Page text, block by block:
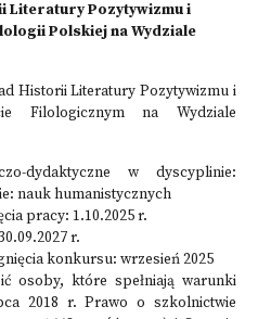
Literatury Pozytywizmu i
Polskiej na Wydziale
Historii Literatury Pozytywizmu i
Filologicznym na Wydziale
dydaktyczne w dyscyplinie:
nauk humanistycznych
pracy: 1.10.2025 r.
r.
konkursu: wrzesień 2025
osoby, które spełniają warunki
2018 r. Prawo o szkolnictwie